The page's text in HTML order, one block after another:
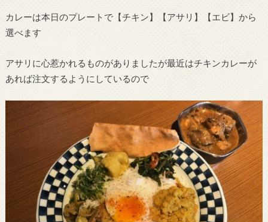
カレーは本日のプレートで【チキン】【アサリ】【エビ】から
選べます
アサリに心惹かれるものがありましたが最近はチキンカレーが
あれば注文するようにしているので